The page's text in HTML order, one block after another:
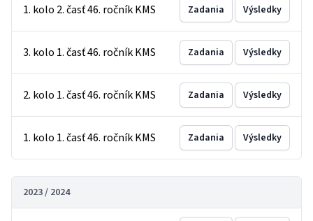
1. kolo 2. časť 46. ročník KMS Zadania Výsledky
3. kolo 1. časť 46. ročník KMS Zadania Výsledky
2. kolo 1. časť 46. ročník KMS Zadania Výsledky
1. kolo 1. časť 46. ročník KMS Zadania Výsledky
2023 / 2024